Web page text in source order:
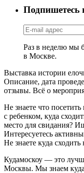
Подпишетесь
Раз в неделю мы
в Москве.
Выставка истории
Описание, дата
отзывы. Всё о
Не знаете что
с ребенком, куда
место для свидания?
Интересуетесь
Не знаете куда
Кудамоскоу — это
Москвы. Мы знаем